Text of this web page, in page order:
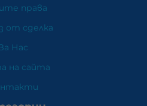
права
от сделка
За Нас
на сайта